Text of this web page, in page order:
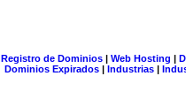
Registro de Dominios| Web Hosting |
Dominios Expirados | Industrias |